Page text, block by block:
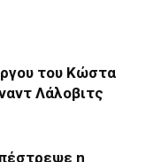
του Κώστα
Λάλοβιτς
η